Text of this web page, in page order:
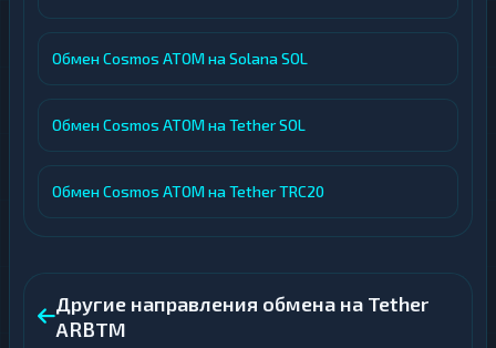
Обмен Cosmos ATOM на Solana SOL
Обмен Cosmos ATOM на Tether SOL
Обмен Cosmos ATOM на Tether TRC20
Другие направления обмена на Tether
ARBTM